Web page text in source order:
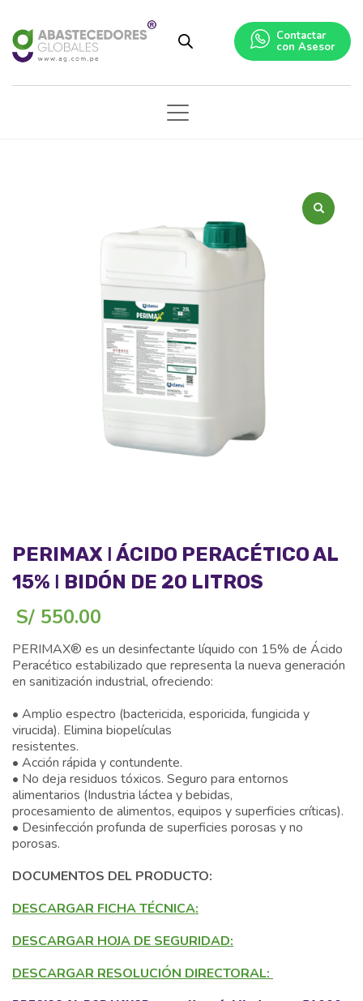
Contactar
con Asesor
PERIMAX ǀ ÁCIDO PERACÉTICO AL
15% ǀ BIDÓN DE 20 LITROS
S/ 550.00
PERIMAX® es un desinfectante líquido con 15% de Ácido
Peracético estabilizado que representa la nueva generación
en sanitización industrial, ofreciendo:
• Amplio espectro (bactericida, esporicida, fungicida y
virucida). Elimina biopelículas
resistentes.
• Acción rápida y contundente.
• No deja residuos tóxicos. Seguro para entornos
alimentarios (Industria láctea y bebidas,
procesamiento de alimentos, equipos y superficies críticas).
• Desinfección profunda de superficies porosas y no
porosas.
DOCUMENTOS DEL PRODUCTO:
DESCARGAR FICHA TÉCNICA:
DESCARGAR HOJA DE SEGURIDAD:
DESCARGAR RESOLUCIÓN DIRECTORAL: